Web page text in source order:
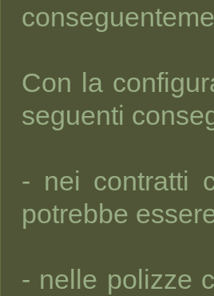
Con la
seguenti
- nei contratti
potrebbe
- nelle polizze